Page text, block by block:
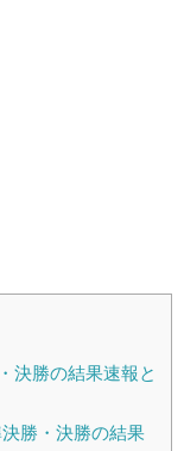
決勝の結果速報と
勝・決勝の結果